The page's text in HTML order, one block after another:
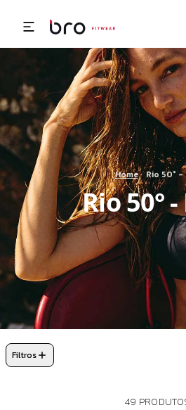
Home/Rio 50° -
Rio 50°
Filtros
49